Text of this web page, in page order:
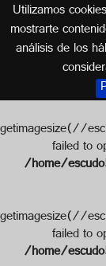
Utilizamos
mostrarte
análisis de los
getimagesize(//
failed to
/home/
getimagesize(//
failed to
/home/